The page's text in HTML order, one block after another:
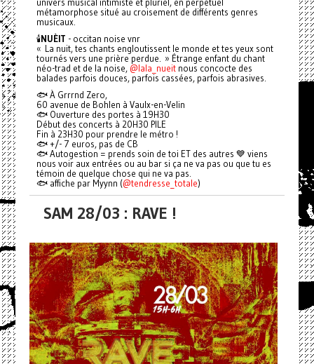
métamorphose situé au croisement de différents genres
musicaux.
🕯️NUÈIT - occitan noise vnr
« La nuit, tes chants engloutissent le monde et tes yeux sont
tournés vers une prière perdue. » Étrange enfant du chant
néo-trad et de la noise, @lala_nueitnous concocte des
balades parfois douces, parfois cassées, parfois abrasives.
🐟 À Grrrnd Zero,
60 avenue de Bohlen à Vaulx-en-Velin
🐟 Ouverture des portes à 19H30
Début des concerts à 20H30 PILE
Fin à 23H30 pour prendre le métro !
🐟 +/- 7 euros, pas de CB
🐟 Autogestion = prends soin de toi ET des autres 💙 viens
nous voir aux entrées ou au bar si ça ne va pas ou que tu es
témoin de quelque chose qui ne va pas.
🐟 affiche par Myynn (@tendresse_totale)
SAM 28/03 : RAVE !